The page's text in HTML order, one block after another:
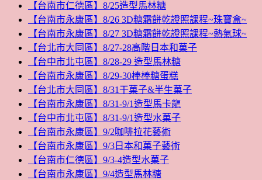
【台南市仁德區】8/25造型馬林糖
【台南市永康區】8/26 3D糖霜餅乾證照課程~珠寶盒~
【台南市永康區】8/27 3D糖霜餅乾證照課程~熱氣球~
【台北市大同區】8/27-28高階日本和菓子
【台中市北屯區】8/28-29 造型馬林糖
【台南市永康區】8/29-30棒棒糖蛋糕
【台北市大同區】8/31干菓子&半生菓子
【台南市永康區】8/31-9/1造型馬卡龍
【台中市北屯區】8/31-9/1造型水菓子
【台南市永康區】9/2咖啡拉花藝術
【台南市永康區】9/3日本和菓子藝術
【台南市仁德區】9/3-4造型水菓子
【台南市永康區】9/4造型馬林糖